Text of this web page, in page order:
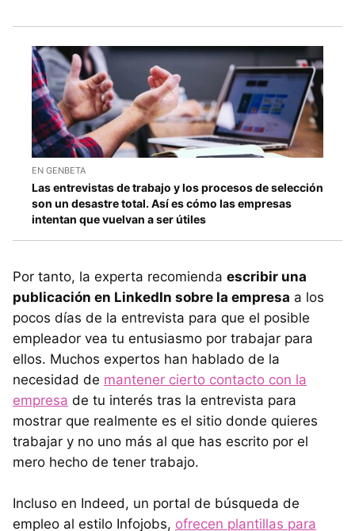
EN GENBETA
Las entrevistas de trabajo y los procesos de selección
son un desastre total. Así es cómo las empresas
intentan que vuelvan a ser útiles
Por tanto, la experta recomienda escribir una
publicación en LinkedIn sobre la empresa a los
pocos días de la entrevista para que el posible
empleador vea tu entusiasmo por trabajar para
ellos. Muchos expertos han hablado de la
necesidad de mantener cierto contacto con la
empresa de tu interés tras la entrevista para
mostrar que realmente es el sitio donde quieres
trabajar y no uno más al que has escrito por el
mero hecho de tener trabajo.
Incluso en Indeed, un portal de búsqueda de
empleo al estilo Infojobs, ofrecen plantillas para